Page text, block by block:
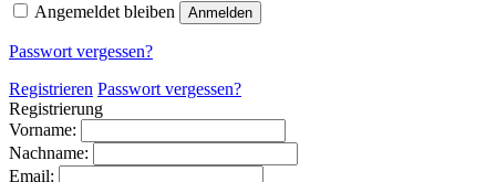
Angemeldet bleiben Anmelden
Passwort vergessen?
Registrieren Passwort vergessen?
Registrierung
Vorname:
Nachname:
Email: